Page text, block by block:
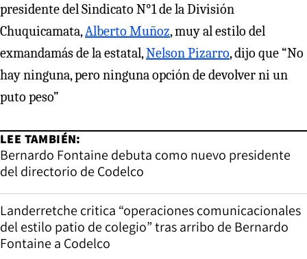
presidente del Sindicato N°1 de la División
Chuquicamata,Alberto Muñoz, muy al estilo del
exmandamás de la estatal,Nelson Pizarro, dijo que “No
hay ninguna, pero ninguna opción de devolver ni un
puto peso”
LEE TAMBIÉN:
Bernardo Fontaine debuta como nuevo presidente
del directorio de Codelco
Landerretche critica “operaciones comunicacionales
del estilo patio de colegio” tras arribo de Bernardo
Fontaine a Codelco